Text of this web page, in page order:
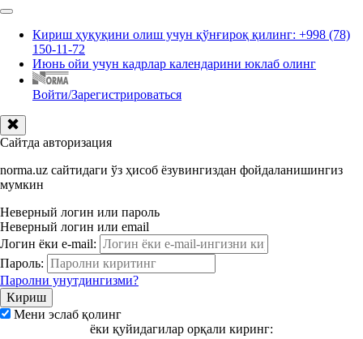
Кириш ҳуқуқини олиш учун қўнғироқ қилинг: +998 (78)
150-11-72
Июнь ойи учун кадрлар календарини юклаб олинг
Войти/Зарегистрироваться
Сайтда авторизация
norma.uz сайтидаги ўз ҳисоб ёзувингиздан фойдаланишингиз
мумкин
Неверный логин или пароль
Неверный логин или email
Логин ёки e-mail:
Пароль:
Паролни унутдингизми?
Мени эслаб қолинг
ёки қуйидагилар орқали киринг: